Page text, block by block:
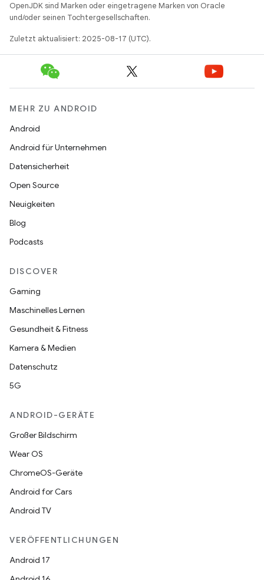
OpenJDK sind Marken oder eingetragene Marken von Oracle
und/oder seinen Tochtergesellschaften.
Zuletzt aktualisiert: 2025-08-17 (UTC).
MEHR ZU ANDROID
Android
Android für Unternehmen
Datensicherheit
Open Source
Neuigkeiten
Blog
Podcasts
DISCOVER
Gaming
Maschinelles Lernen
Gesundheit & Fitness
Kamera & Medien
Datenschutz
5G
ANDROID-GERÄTE
Großer Bildschirm
Wear OS
ChromeOS-Geräte
Android for Cars
Android TV
VERÖFFENTLICHUNGEN
Android 17